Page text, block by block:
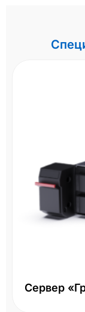
Сервер